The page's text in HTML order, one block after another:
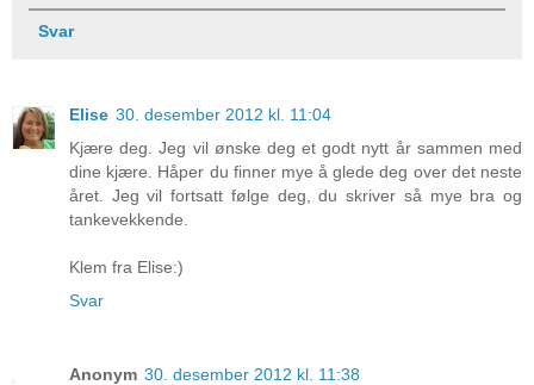
Svar
Elise 30. desember 2012 kl. 11:04
Kjære deg. Jeg vil ønske deg et godt nytt år sammen med
dine kjære. Håper du finner mye å glede deg over det neste
året. Jeg vil fortsatt følge deg, du skriver så mye bra og
tankevekkende.
Klem fra Elise:)
Svar
Anonym 30. desember 2012 kl. 11:38